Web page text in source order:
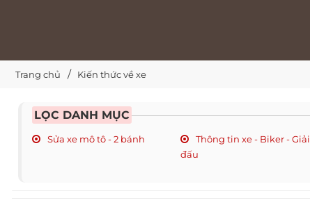
Trang chủ Kiến thức về xe
LỌC DANH MỤC
Sửa xe mô tô - 2 bánh
Thông tin xe - Biker - Giải
đấu